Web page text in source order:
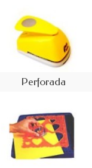
Perforada